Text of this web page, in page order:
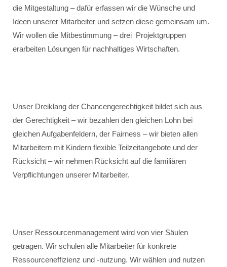
die Mitgestaltung – dafür erfassen wir die Wünsche und
Ideen unserer Mitarbeiter und setzen diese gemeinsam um.
Wir wollen die Mitbestimmung – drei Projektgruppen
erarbeiten Lösungen für nachhaltiges Wirtschaften.
Unser Dreiklang der Chancengerechtigkeit bildet sich aus
der Gerechtigkeit – wir bezahlen den gleichen Lohn bei
gleichen Aufgabenfeldern, der Fairness – wir bieten allen
Mitarbeitern mit Kindern flexible Teilzeitangebote und der
Rücksicht – wir nehmen Rücksicht auf die familiären
Verpflichtungen unserer Mitarbeiter.
Unser Ressourcenmanagement wird von vier Säulen
getragen. Wir schulen alle Mitarbeiter für konkrete
Ressourceneffizienz und -nutzung. Wir wählen und nutzen